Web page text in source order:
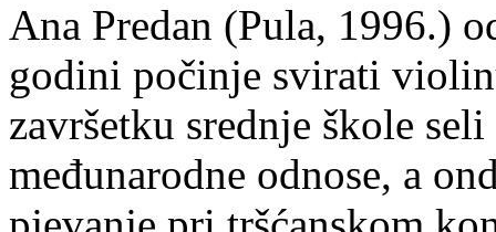
Ana Predan (Pula, 1996.)
godini počinje svirati
završetku srednje škole
međunarodne odnose, a